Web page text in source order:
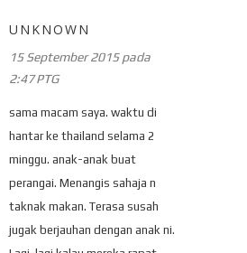
UNKNOWN
15 September 2015 pada
2:47 PTG
sama macam saya. waktu di
hantar ke thailand selama 2
minggu. anak-anak buat
perangai. Menangis sahaja n
taknak makan. Terasa susah
jugak berjauhan dengan anak ni.